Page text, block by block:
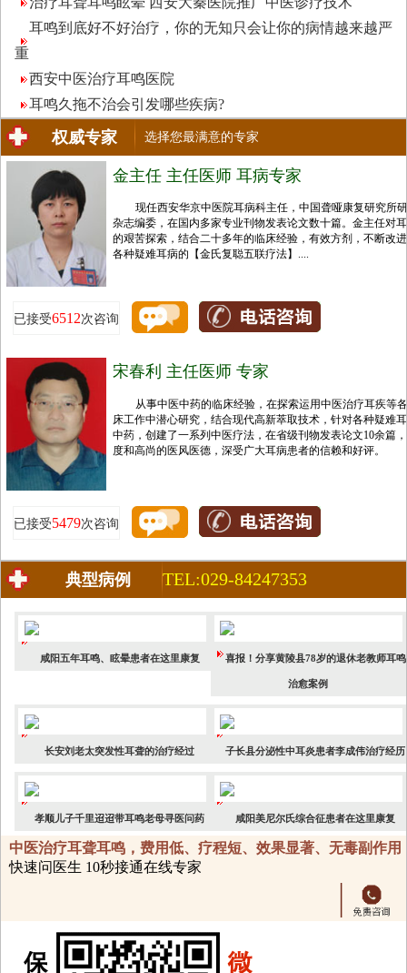
耳鸣到底好不好治疗，你的无知只会让你的病情越来越严
重
西安中医治疗耳鸣医院
耳鸣久拖不治会引发哪些疾病?
权威专家 选择您最满意的专家
金主任 主任医师 耳病专家
现任西安华京中医院耳病科主任，中国聋哑康复研究所
杂志编委，在国内多家专业刊物发表论文数十篇。金主任对
的艰苦探索，结合二十多年的临床经验，有效方剂，不断改
各种疑难耳病的【金氏复聪五联疗法】....
已接受6512次咨询
宋春利 主任医师 专家
从事中医中药的临床经验，在探索运用中医治疗耳疾等
床工作中潜心研究，结合现代高新萃取技术，针对各种疑难
中药，创建了一系列中医疗法，在省级刊物发表论文10余篇
度和高尚的医风医德，深受广大耳病患者的信赖和好评。
已接受5479次咨询
典型病例 TEL:029-84247353
咸阳五年耳鸣、眩晕患者在这里康复 喜报！分享黄陵县78岁的退休老教师耳鸣
治愈案例
长安刘老太突发性耳聋的治疗经过 子长县分泌性中耳炎患者李成伟治疗经历
孝顺儿子千里迢迢带耳鸣老母寻医问药 咸阳美尼尔氏综合征患者在这里康复
中医治疗耳聋耳鸣，费用低、疗程短、效果显著、无毒副作用
快速问医生 10秒接通在线专家